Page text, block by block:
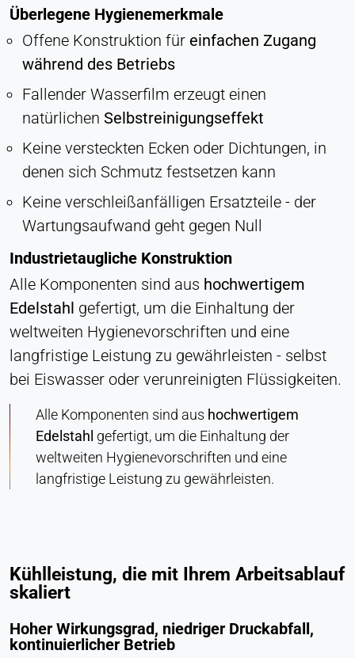
Überlegene Hygienemerkmale
Offene Konstruktion für einfachen Zugang
während des Betriebs
Fallender Wasserfilm erzeugt einen
natürlichen Selbstreinigungseffekt
Keine versteckten Ecken oder Dichtungen, in
denen sich Schmutz festsetzen kann
Keine verschleißanfälligen Ersatzteile - der
Wartungsaufwand geht gegen Null
Industrietaugliche Konstruktion
Alle Komponenten sind aus hochwertigem
Edelstahl gefertigt, um die Einhaltung der
weltweiten Hygienevorschriften und eine
langfristige Leistung zu gewährleisten - selbst
bei Eiswasser oder verunreinigten Flüssigkeiten.
Alle Komponenten sind aus hochwertigem
Edelstahl gefertigt, um die Einhaltung der
weltweiten Hygienevorschriften und eine
langfristige Leistung zu gewährleisten.
Kühlleistung, die mit Ihrem Arbeitsablauf
skaliert
Hoher Wirkungsgrad, niedriger Druckabfall,
kontinuierlicher Betrieb